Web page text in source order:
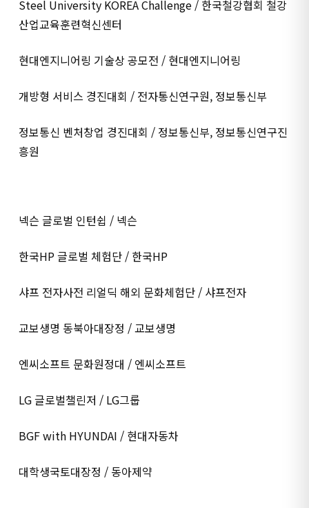
Steel University KOREA Challenge / 한국철강협회 철강
산업교육훈련혁신센터
현대엔지니어링 기술상 공모전 / 현대엔지니어링
개방형 서비스 경진대회 / 전자통신연구원, 정보통신부
정보통신 벤처창업 경진대회 / 정보통신부, 정보통신연구진
흥원
넥슨 글로벌 인턴쉽 / 넥슨
한국HP 글로벌 체험단 / 한국HP
샤프 전자사전 리얼딕 해외 문화체험단 / 샤프전자
교보생명 동북아대장정 / 교보생명
엔씨소프트 문화원정대 / 엔씨소프트
LG 글로벌챌린저 / LG그룹
BGF with HYUNDAI / 현대자동차
대학생국토대장정 / 동아제약